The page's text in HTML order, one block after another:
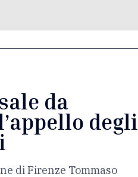
da
degli
di Firenze Tommaso